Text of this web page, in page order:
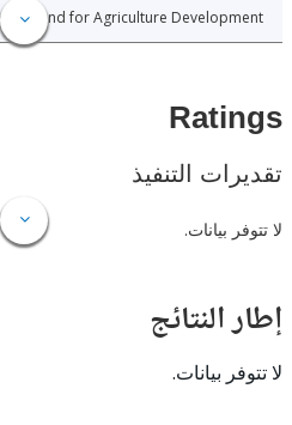
International Fund for Agriculture
التنفيذ
بيانات.
بيانات.